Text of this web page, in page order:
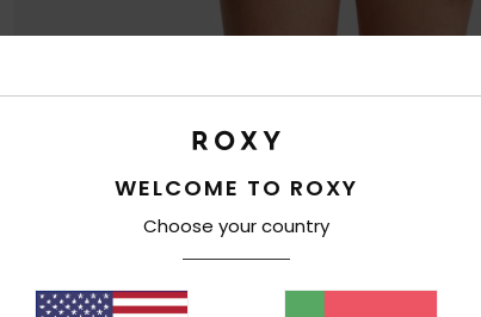
WELCOME TO ROXY
Choose your country